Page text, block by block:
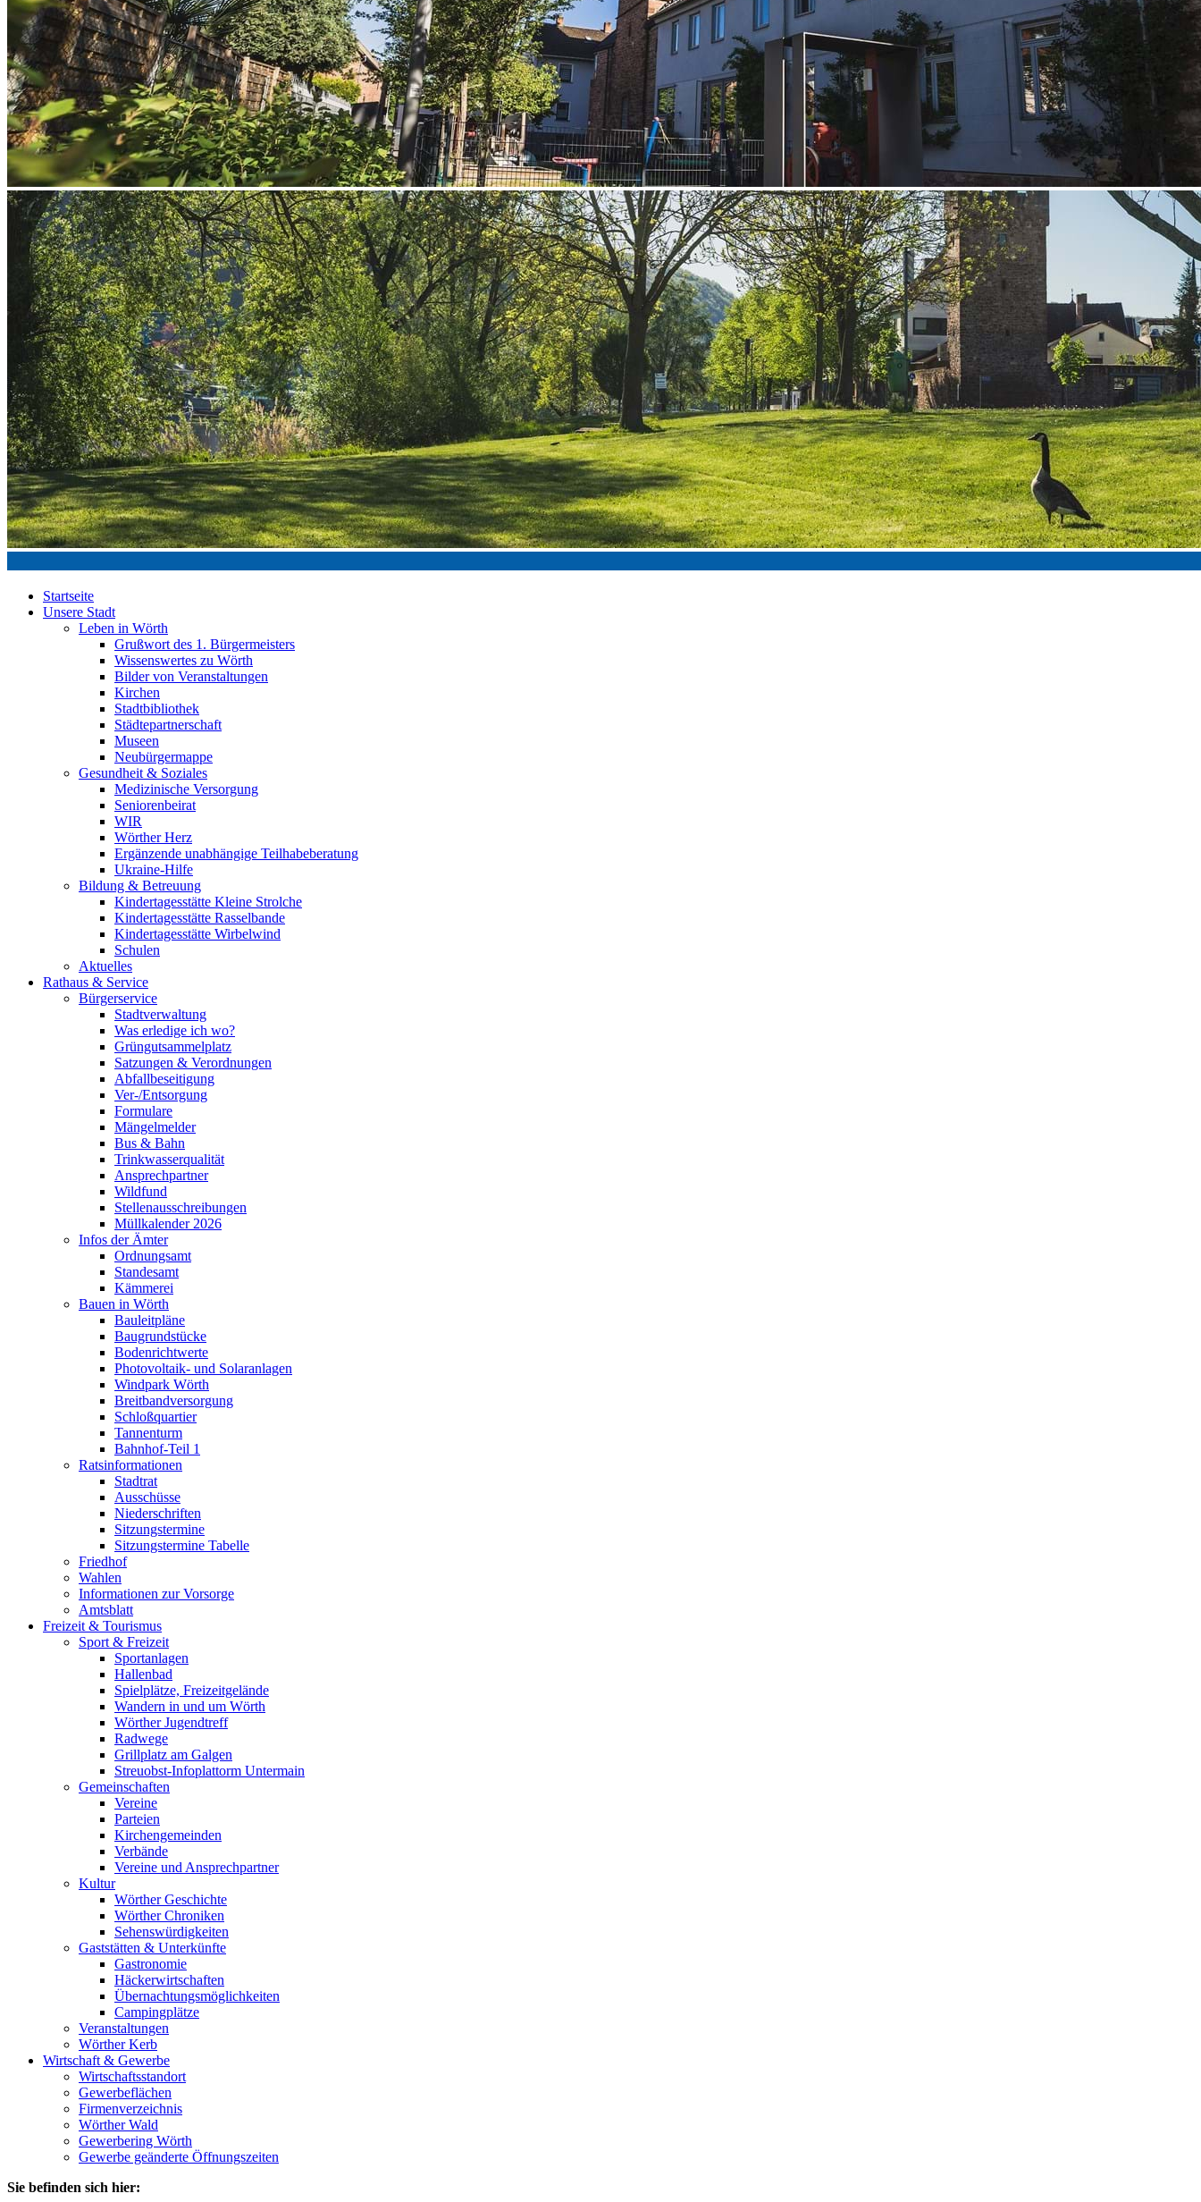
Startseite
Unsere Stadt
Leben in Wörth
Grußwort des 1. Bürgermeisters
Wissenswertes zu Wörth
Bilder von Veranstaltungen
Kirchen
Stadtbibliothek
Städtepartnerschaft
Museen
Neubürgermappe
Gesundheit & Soziales
Medizinische Versorgung
Seniorenbeirat
WIR
Wörther Herz
Ergänzende unabhängige Teilhabeberatung
Ukraine-Hilfe
Bildung & Betreuung
Kindertagesstätte Kleine Strolche
Kindertagesstätte Rasselbande
Kindertagesstätte Wirbelwind
Schulen
Aktuelles
Rathaus & Service
Bürgerservice
Stadtverwaltung
Was erledige ich wo?
Grüngutsammelplatz
Satzungen & Verordnungen
Abfallbeseitigung
Ver-/Entsorgung
Formulare
Mängelmelder
Bus & Bahn
Trinkwasserqualität
Ansprechpartner
Wildfund
Stellenausschreibungen
Müllkalender 2026
Infos der Ämter
Ordnungsamt
Standesamt
Kämmerei
Bauen in Wörth
Bauleitpläne
Baugrundstücke
Bodenrichtwerte
Photovoltaik- und Solaranlagen
Windpark Wörth
Breitbandversorgung
Schloßquartier
Tannenturm
Bahnhof-Teil 1
Ratsinformationen
Stadtrat
Ausschüsse
Niederschriften
Sitzungstermine
Sitzungstermine Tabelle
Friedhof
Wahlen
Informationen zur Vorsorge
Amtsblatt
Freizeit & Tourismus
Sport & Freizeit
Sportanlagen
Hallenbad
Spielplätze, Freizeitgelände
Wandern in und um Wörth
Wörther Jugendtreff
Radwege
Grillplatz am Galgen
Streuobst-Infoplattorm Untermain
Gemeinschaften
Vereine
Parteien
Kirchengemeinden
Verbände
Vereine und Ansprechpartner
Kultur
Wörther Geschichte
Wörther Chroniken
Sehenswürdigkeiten
Gaststätten & Unterkünfte
Gastronomie
Häckerwirtschaften
Übernachtungsmöglichkeiten
Campingplätze
Veranstaltungen
Wörther Kerb
Wirtschaft & Gewerbe
Wirtschaftsstandort
Gewerbeflächen
Firmenverzeichnis
Wörther Wald
Gewerbering Wörth
Gewerbe geänderte Öffnungszeiten
Sie befinden sich hier: